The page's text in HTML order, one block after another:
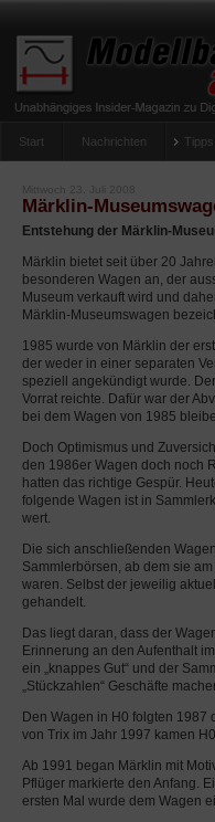
Start Nachrichten Tipps
Mittwoch 23. Juli 2008
Märklin-
Entstehung der Märklin-
Märklin bietet seit über 20
besonderen Wagen an, der
Museum verkauft wird und
Märklin-Museumswagen
1985 wurde von Märklin der
der weder in einer separaten
speziell angekündigt wurde.
Vorrat reichte. Dafür war der
bei dem Wagen von 1985
Doch Optimismus und
den 1986er Wagen doch noch
hatten das richtige Gespür.
folgende Wagen ist in
wert.
Die sich anschließenden
Sammlerbörsen, ab dem sie
waren. Selbst der jeweilig
gehandelt.
Das liegt daran, dass der
Erinnerung an den Aufenthalt
ein „knappes Gut“ und der
„Stückzahlen“ Geschäfte
Den Wagen in H0 folgten 1987
von Trix im Jahr 1997 kamen
Ab 1991 began Märklin mit
Pflüger markierte den Anfang.
ersten Mal wurde dem Wagen